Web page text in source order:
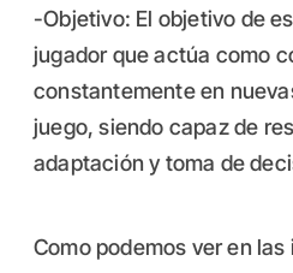
-Objetivo: El objetivo de
jugador que actúa como
constantemente en
juego, siendo capaz de
adaptación y toma de
Como podemos ver en las